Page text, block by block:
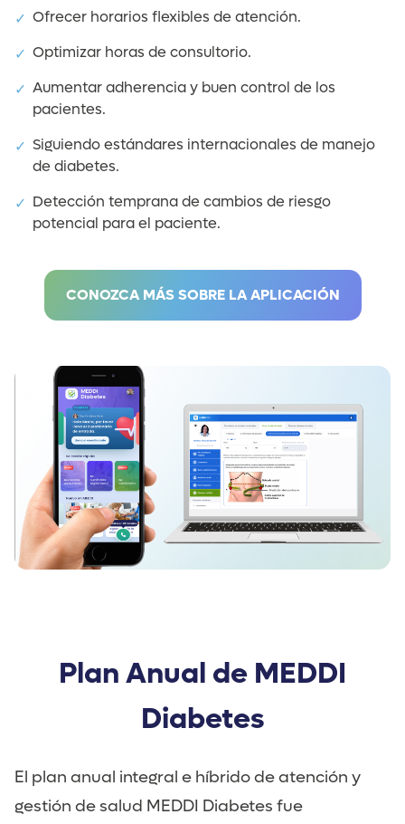
Ofrecer horarios flexibles de atención.
Optimizar horas de consultorio.
Aumentar adherencia y buen control de los
pacientes.
Siguiendo estándares internacionales de manejo
de diabetes.
Detección temprana de cambios de riesgo
potencial para el paciente.
CONOZCA MÁS SOBRE LA APLICACIÓN
Plan Anual de MEDDI
Diabetes
El plan anual integral e híbrido de atención y
gestión de salud MEDDI Diabetes fue